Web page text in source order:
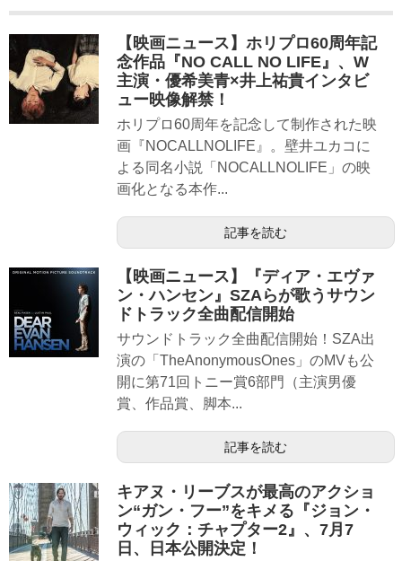
【映画ニュース】ホリプロ60周年記
念作品『NO CALL NO LIFE』、W
主演・優希美青×井上祐貴インタビ
ュー映像解禁！
ホリプロ60周年を記念して制作された映
画『NOCALLNOLIFE』。壁井ユカコに
よる同名小説「NOCALLNOLIFE」の映
画化となる本作...
記事を読む
【映画ニュース】『ディア・エヴァ
ン・ハンセン』SZAらが歌うサウン
ドトラック全曲配信開始
サウンドトラック全曲配信開始！SZA出
演の「TheAnonymousOnes」のMVも公
開に第71回トニー賞6部門（主演男優
賞、作品賞、脚本...
記事を読む
キアヌ・リーブスが最高のアクショ
ン“ガン・フー”をキメる『ジョン・
ウィック：チャプター2』、7月7
日、日本公開決定！